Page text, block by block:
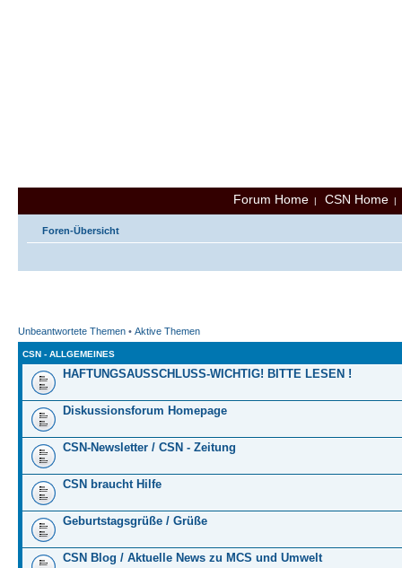
Forum Home | CSN Home
Foren-Übersicht
Unbeantwortete Themen • Aktive Themen
CSN - ALLGEMEINES
HAFTUNGSAUSSCHLUSS-WICHTIG! BITTE LESEN !
Diskussionsforum Homepage
CSN-Newsletter / CSN - Zeitung
CSN braucht Hilfe
Geburtstagsgrüße / Grüße
CSN Blog / Aktuelle News zu MCS und Umwelt